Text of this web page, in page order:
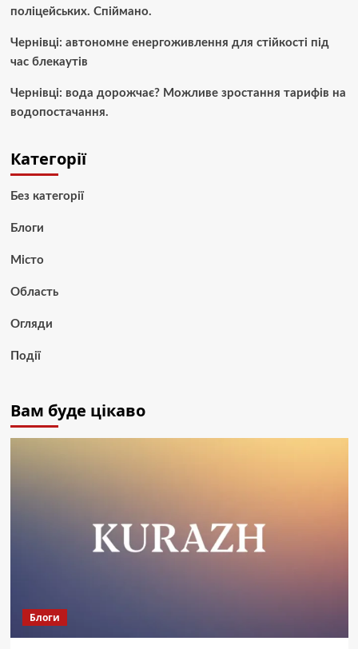
поліцейських. Спіймано.
Чернівці: автономне енергоживлення для стійкості під
час блекаутів
Чернівці: вода дорожчає? Можливе зростання тарифів на
водопостачання.
Категорії
Без категорії
Блоги
Місто
Область
Огляди
Події
Вам буде цікаво
Блоги